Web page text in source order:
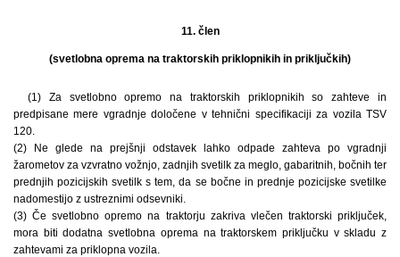
11. člen
(svetlobna oprema na traktorskih priklopnikih in priključkih)
(1) Za svetlobno opremo na traktorskih priklopnikih so zahteve in
predpisane mere vgradnje določene v tehnični specifikaciji za vozila TSV
120.
(2) Ne glede na prejšnji odstavek lahko odpade zahteva po vgradnji
žarometov za vzvratno vožnjo, zadnjih svetilk za meglo, gabaritnih, bočnih ter
prednjih pozicijskih svetilk s tem, da se bočne in prednje pozicijske svetilke
nadomestijo z ustreznimi odsevniki.
(3) Če svetlobno opremo na traktorju zakriva vlečen traktorski priključek,
mora biti dodatna svetlobna oprema na traktorskem priključku v skladu z
zahtevami za priklopna vozila.